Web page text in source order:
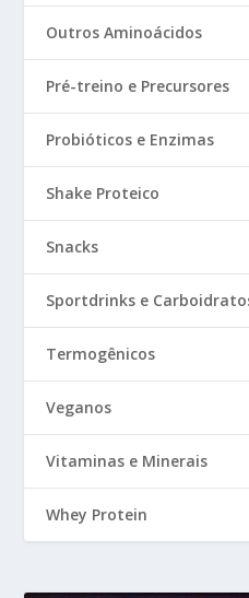
Outros Aminoácidos
Pré-treino e Precursores
Probióticos e Enzimas
Shake Proteico
Snacks
Sportdrinks e
Termogênicos
Veganos
Vitaminas e Minerais
Whey Protein